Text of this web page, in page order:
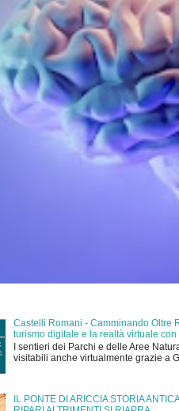
Castelli Romani - Camminando Oltre
turismo digitale e la realtà virtuale
I sentieri dei Parchi e delle Aree
visitabili anche virtualmente grazie a
IL PONTE DI ARICCIA STORIA